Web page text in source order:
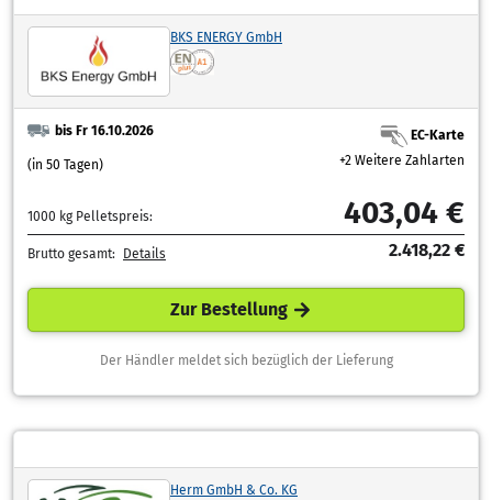
BKS ENERGY GmbH
bis Fr 16.10.2026
(in 50 Tagen)
EC-Karte
+2 Weitere Zahlarten
1000 kg Pelletspreis: 403,04 €
Brutto gesamt: Details 2.418,22 €
Zur Bestellung
Der Händler meldet sich bezüglich der Lieferung
Herm GmbH & Co. KG